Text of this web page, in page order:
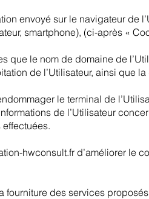
envoyé sur le navigateur de
smartphone), (ci-après «
que le nom de domaine de
de l’Utilisateur, ainsi que la
le terminal de
de l’Utilisateur
hwconsult.fr d’améliorer le
des services